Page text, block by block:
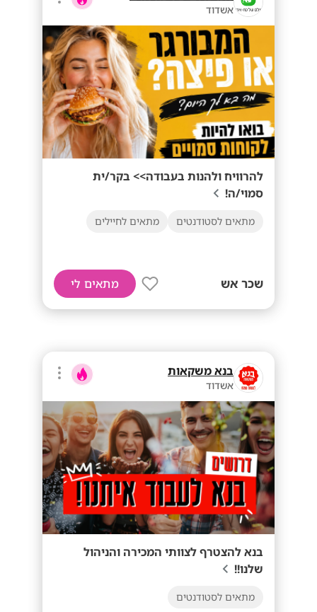
אשדוד
להרוויח ולהנות בעבודה>> בקר/ית
סמוי/ה!
מתאים לסטודנטים מתאים לחיילים
שכר אש מתאים לי
בנא משקאות
אשדוד
בנא להצטרף לצוותי המכירה והניהול
שלנו!!
מתאים לסטודנטים